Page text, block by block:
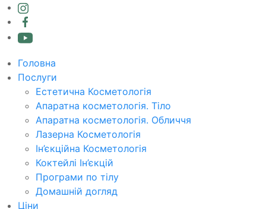
Головна
Послуги
Естетична Косметологія
Апаратна косметологія. Тіло
Апаратна косметологія. Обличчя
Лазерна Косметологія
Ін’єкційна Косметологія
Коктейлі Ін’єкцій
Програми по тілу
Домашній догляд
Ціни